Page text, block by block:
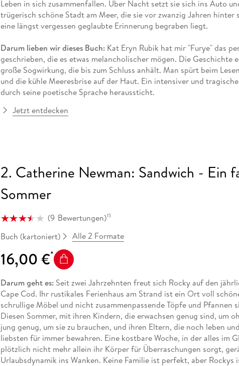
Leben in sich zusammenfallen. Über Nacht setzt sie sich ins Auto
trügerisch schöne Stadt am Meer, die sie vor zwanzig Jahren hinter
eine längst vergessen geglaubte Erinnerung begraben liegt.
Darum lieben wir dieses Buch:Kat Eryn Rubik hat mir "Furye" das
geschrieben, die es etwas melancholischer mögen. Die
große Sogwirkung, die bis zum Schluss anhält. Man spürt beim
und die kühle Meeresbrise auf der Haut. Ein intensiver und
durch seine poetische Sprache heraussticht.
Jetzt entdecken
2. Catherine Newman: Sandwich - Ein
Sommer
(9 Bewertungen)15
Buch (kartoniert) Alle 2 Formate
16,00 €
Darum geht es:Seit zwei Jahrzehnten freut sich Rocky auf den
Cape Cod. Ihr rustikales Ferienhaus am Strand ist ein Ort voll
schrullige Möbel und nicht zusammenpassende Töpfe und Pfannen
Diesen Sommer, mit ihren Kindern, die erwachsen genug sind, um
jung genug, um sie zu brauchen, und ihren Eltern, die noch leben
liebsten für immer bewahren. Eine kostbare Woche, in der alles im
plötzlich nicht mehr allein ihr Körper für Überraschungen sorgt,
Urlaubsdynamik ins Wanken. Keine Familie ist perfekt, aber Rockys